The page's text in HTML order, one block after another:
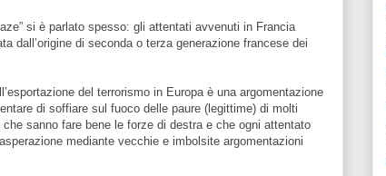
si è parlato spesso: gli attentati avvenuti in Francia
dall’origine di seconda o terza generazione francese dei
del terrorismo in Europa è una argomentazione
di soffiare sul fuoco delle paure (legittime) di molti
sanno fare bene le forze di destra e che ogni attentato
mediante vecchie e imbolsite argomentazioni